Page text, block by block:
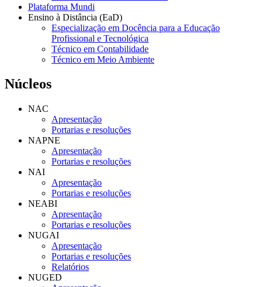
Plataforma Mundi
Ensino à Distância (EaD)
Especialização em Docência para a Educação
Profissional e Tecnológica
Técnico em Contabilidade
Técnico em Meio Ambiente
Núcleos
NAC
Apresentação
Portarias e resoluções
NAPNE
Apresentação
Portarias e resoluções
NAI
Apresentação
Portarias e resoluções
NEABI
Apresentação
Portarias e resoluções
NUGAI
Apresentação
Portarias e resoluções
Relatórios
NUGED